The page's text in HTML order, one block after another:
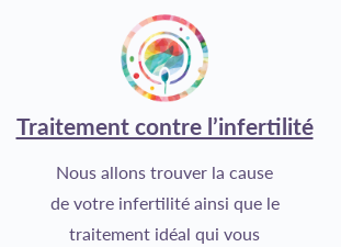
Traitement contre l’infertilité
Nous allons trouver la cause
de votre infertilité ainsi que le
traitement idéal qui vous